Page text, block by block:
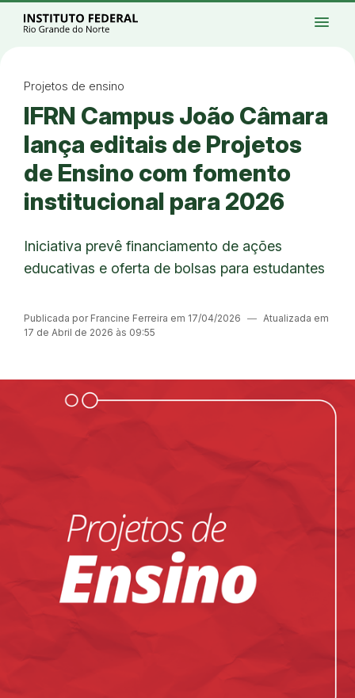
Ir para a página inicial
Ir para a busca
Alto contraste
Login da Área Administrativa
Acessibilidade
menu
Projetos de ensino
IFRN Campus João Câmara
lança editais de Projetos
de Ensino com fomento
institucional para 2026
Iniciativa prevê financiamento de ações
educativas e oferta de bolsas para estudantes
Publicada por Francine Ferreira em 17/04/2026 ― Atualizada em
17 de Abril de 2026 às 09:55